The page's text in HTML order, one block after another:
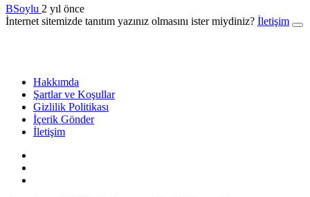
BSoylu 2 yıl önce
İnternet sitemizde tanıtım yazınız olmasını ister miydiniz? İletişim
Hakkımda
Şartlar ve Koşullar
Gizlilik Politikası
İçerik Gönder
İletişim